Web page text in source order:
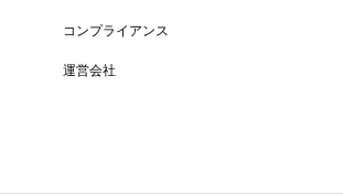
コンプライアンス
運営会社